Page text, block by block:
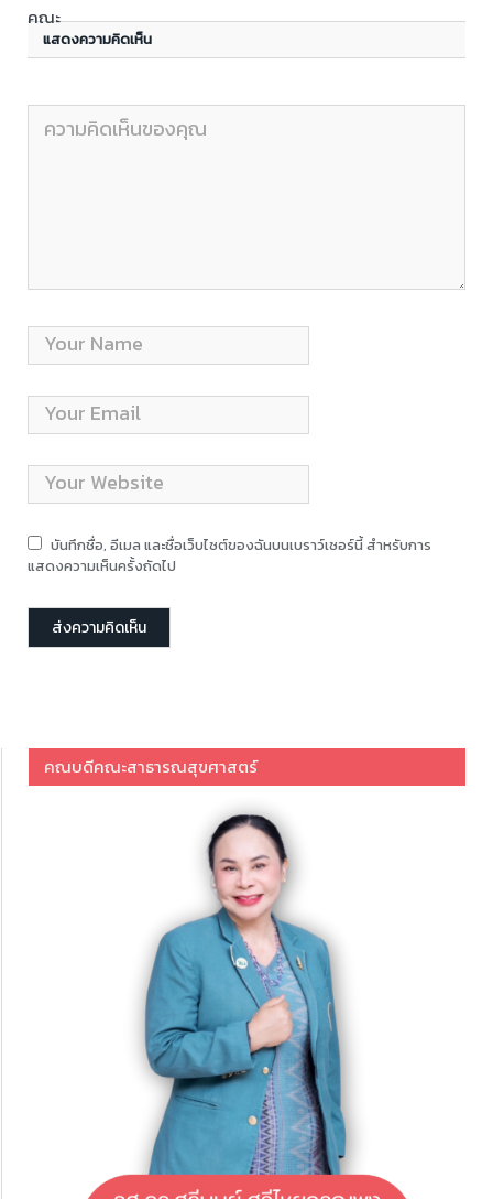
คณะ
แสดงความคิดเห็น
บันทึกชื่อ, อีเมล และชื่อเว็บไซต์ของฉันบนเบราว์เซอร์นี้ สำหรับการ
แสดงความเห็นครั้งถัดไป
คณบดีคณะสาธารณสุขศาสตร์